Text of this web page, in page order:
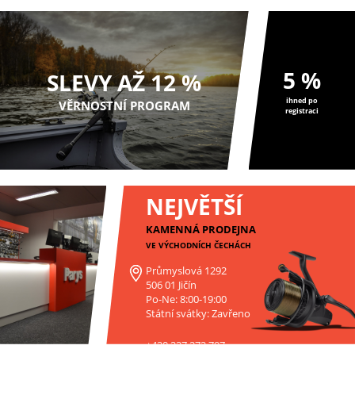
SLEVY AŽ 12 %
VĚRNOSTNÍ PROGRAM
5 %
ihned po
registraci
NEJVĚTŠÍ
KAMENNÁ PRODEJNA
VE VÝCHODNÍCH ČECHÁCH
Průmyslová 1292
506 01 Jičín
Po-Ne: 8:00-19:00
Státní svátky: Zavřeno
+420 227 272 797